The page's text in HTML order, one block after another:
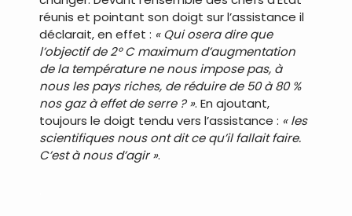
réunis et pointant son doigt sur l’assistance il
déclarait, en effet : « Qui osera dire que
l’objectif de 2° C maximum d’augmentation
de la température ne nous impose pas, à
nous les pays riches, de réduire de 50 à 80 %
nos gaz à effet de serre ? ». En ajoutant,
toujours le doigt tendu vers l’assistance : « les
scientifiques nous ont dit ce qu’il fallait faire.
C’est à nous d’agir ».